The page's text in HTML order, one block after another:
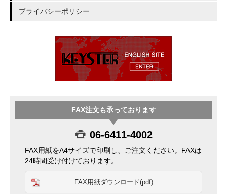
プライバシーポリシー
FAX注文も承っております
06-6411-4002
FAX用紙をA4サイズで印刷し、ご注文ください。FAXは
24時間受け付けております。
FAX用紙ダウンロード(pdf)